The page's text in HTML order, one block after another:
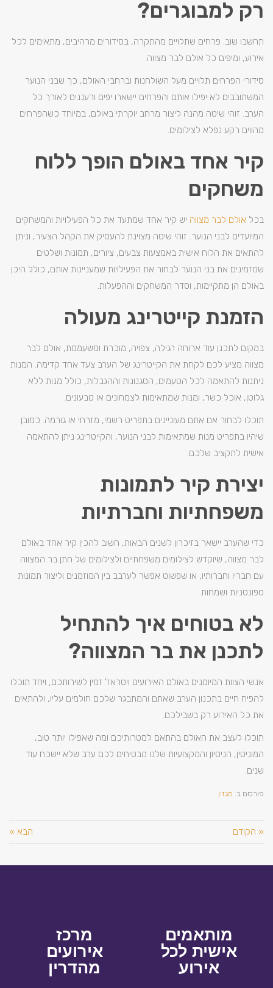
רק למבוגרים?
תחשבו שוב. פרחים שתלויים מהתקרה, בסידורים מרהיבים, מתאימים לכל
אירוע, ומיפים כל אולם לבר מצווה.
סידורי הפרחים תלויים מעל השולחנות וברחבי האולם, כך שבני הנוער
המשתובבים לא יפילו אותם והפרחים יישארו יפים ורעננים לאורך כל
הערב. זוהי שיטה מהנה ליצור מרחב יוקרתי באולם, במיוחד כשהפרחים
מהווים רקע נפלא לצילומים.
קיר אחד באולם הופך ללוח
משחקים
בכל אולם לבר מצווה יש קיר אחד שמתעד את כל הפעילויות והמשחקים
המיועדים לבני הנוער. זוהי שיטה מצוינת להעסיק את הקהל הצעיר, וניתן
להתאים את הלוח אישית באמצעות צבעים, ציורים, תמונות ושלטים
שמזמינים את בני הנוער לבחור את הפעילויות שמעניינות אותם, כולל היכן
באולם הן מתקיימות, וסדר המשחקים וההפעלות.
הזמנת קייטרינג מעולה
במקום לתכנן עוד ארוחה רגילה, צפויה, מוכרת ומשעממת, אולם לבר
מצווה מציע לכם לקחת את הקייטרינג של הערב צעד אחד קדימה. המנות
ניתנות להתאמה לכל הטעמים, הסגנונות וההגבלות, כולל מנות ללא
גלוטן, אוכל כשר, ומנות שמתאימות לצמחונים או טבעונים.
תוכלו לבחור אם אתם מעוניינים בתפריט רשמי, מזרחי או גורמה. כמובן
שיהיו בתפריט מנות שמתאימות לבני הנוער, והקייטרינג ניתן להתאמה
אישית לתקציב שלכם.
יצירת קיר לתמונות
משפחתיות וחברתיות
כדי שהערב יישאר בזיכרון לשנים הבאות, חשוב להכין קיר אחד באולם
לבר מצווה, שיוקדש לצילומים משפחתיים ולצילומים של חתן בר המצווה
עם חבריו וחברותיו, או שפשוט אפשר לערבב בין המוזמנים וליצור תמונות
ספונטניות ושמחות.
לא בטוחים איך להתחיל
לתכנן את בר המצווה?
אנשי הצוות המיומנים באולם האירועים ויטראז' זמין לשירותכם, ויחד תוכלו
להפיח חיים בתכנון הערב שאתם והמתבגר שלכם חולמים עליו, ולהתאים
את כל האירוע רק בשבילכם.
תוכלו לעצב את האולם בהתאם למטרותיכם ומה שאפילו יותר טוב,
המוניטין, הניסיון והמקצועיות שלנו מבטיחים לכם ערב שלא יישכח עוד
שנים.
פורסם ב: מגזין
« הקודם הבא »
מותאמים
אישית לכל
אירוע
מרכז
אירועים
מהדרין